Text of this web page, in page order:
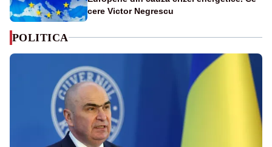
cere Victor Negrescu
POLITICA